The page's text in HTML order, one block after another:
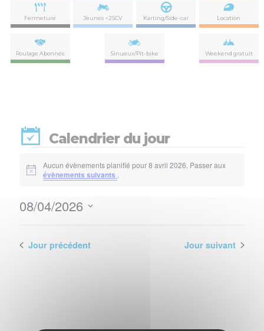
Fermeture Jeunes <25CV Karting/Side-car Location
Roulage Abonnés Sinueux/Pit-bike Weekend gratuit
Calendrier du jour
Évènements
for
8
avril
Notice
Aucun évènements planifié pour 8 avril 2026. Passer aux
évènements suivants .
par
vues
08/04/2026
date.Jour précédent Jour suivant